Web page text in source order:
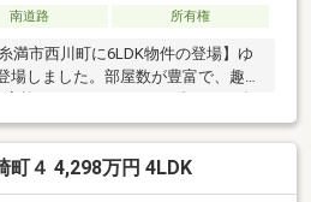
南道路 所有権
満市西川町に6LDK物件の登場】ゆ
場しました。部屋数が豊富で、趣味
ており、お子さまの遊び場や客間
は使い勝手の良いL字型を採用し毎
のバス停まで徒歩約1分と通勤・通
物は、かねひでまで徒歩約10分と
町４ 4,298万円 4LDK